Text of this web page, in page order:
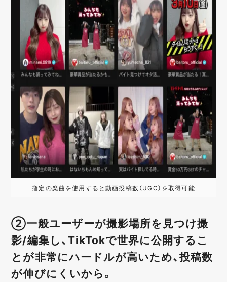
指定の楽曲を使用すると動画投稿数（UGC）を取得可能
②一般ユーザーが撮影場所を見つけ撮
影/編集し、TikTokで世界に公開するこ
とが非常にハードルが高いため、投稿数
が伸びにくいから。